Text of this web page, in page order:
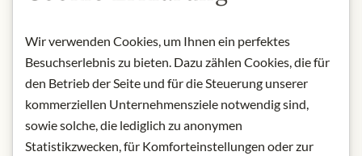
Avola almonds (35%), sugar, covering
(20%) (dark chocolate (cocoa paste,
sugar, cocoa butter, emulsifier: soy
lecithin, natural vanilla flavouring)
milk chocolate (sugar, cocoa butter,
powdered milk, cocoa paste, low-fat
Wir verwenden Cookies, um Ihnen ein perfektes
Besuchserlebnis zu bieten. Dazu zählen Cookies, die für
den Betrieb der Seite und für die Steuerung unserer
kommerziellen Unternehmensziele notwendig sind,
sowie solche, die lediglich zu anonymen
Statistikzwecken, für Komforteinstellungen oder zur